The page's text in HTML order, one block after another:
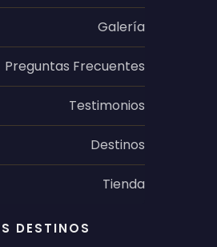
Galería
Preguntas Frecuentes
Testimonios
Destinos
Tienda
DESTINOS